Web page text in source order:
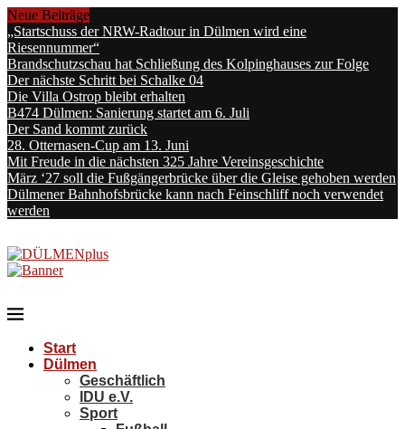
Neue Beiträge
„Startschuss der NRW-Radtour in Dülmen wird eine
Riesennummer“
Brandschutzschau hat Schließung des Kolpinghauses zur Folge
Der nächste Schritt bei Schalke 04
Die Villa Ostrop bleibt erhalten
B474 Dülmen: Sanierung startet am 6. Juli
Der Sand kommt zurück
28. Otternasen-Cup am 13. Juni
Mit Freude in die nächsten 325 Jahre Vereinsgeschichte
März ‘27 soll die Fußgängerbrücke über die Gleise gehoben werden
Dülmener Bahnhofsbrücke kann nach Feinschliff noch verwendet
werden
Start
Dülmen
Geschäftlich
IDU e.V.
Sport